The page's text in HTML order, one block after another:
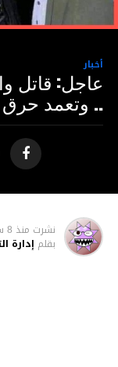
أخبار
عاجل: قاتل
.. وتعمد حرق
نشرت منذ 8 سنوات
بقلم إدارة